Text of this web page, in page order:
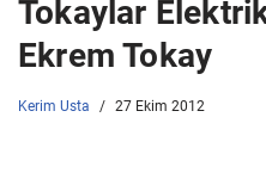
Tokaylar
Ekrem Tokay
Kerim Usta 27 Ekim 2012